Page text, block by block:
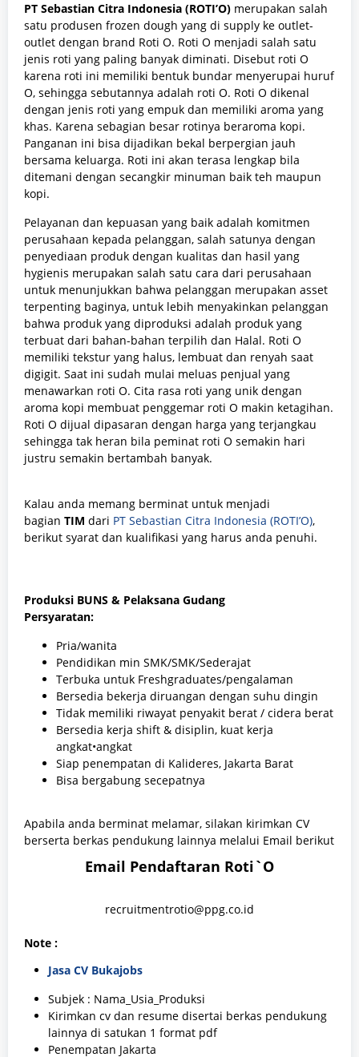
PT Sebastian Citra Indonesia (ROTI’O) merupakan salah
satu produsen frozen dough yang di supply ke outlet-
outlet dengan brand Roti O. Roti O menjadi salah satu
jenis roti yang paling banyak diminati. Disebut roti O
karena roti ini memiliki bentuk bundar menyerupai huruf
O, sehingga sebutannya adalah roti O. Roti O dikenal
dengan jenis roti yang empuk dan memiliki aroma yang
khas. Karena sebagian besar rotinya beraroma kopi.
Panganan ini bisa dijadikan bekal berpergian jauh
bersama keluarga. Roti ini akan terasa lengkap bila
ditemani dengan secangkir minuman baik teh maupun
kopi.
Pelayanan dan kepuasan yang baik adalah komitmen
perusahaan kepada pelanggan, salah satunya dengan
penyediaan produk dengan kualitas dan hasil yang
hygienis merupakan salah satu cara dari perusahaan
untuk menunjukkan bahwa pelanggan merupakan asset
terpenting baginya, untuk lebih menyakinkan pelanggan
bahwa produk yang diproduksi adalah produk yang
terbuat dari bahan-bahan terpilih dan Halal. Roti O
memiliki tekstur yang halus, lembuat dan renyah saat
digigit. Saat ini sudah mulai meluas penjual yang
menawarkan roti O. Cita rasa roti yang unik dengan
aroma kopi membuat penggemar roti O makin ketagihan.
Roti O dijual dipasaran dengan harga yang terjangkau
sehingga tak heran bila peminat roti O semakin hari
justru semakin bertambah banyak.
Kalau anda memang berminat untuk menjadi
bagian TIM dari PT Sebastian Citra Indonesia (ROTI’O),
berikut syarat dan kualifikasi yang harus anda penuhi.
Produksi BUNS & Pelaksana Gudang
Persyaratan:
Pria/wanita
Pendidikan min SMK/SMK/Sederajat
Terbuka untuk Freshgraduates/pengalaman
Bersedia bekerja diruangan dengan suhu dingin
Tidak memiliki riwayat penyakit berat / cidera berat
Bersedia kerja shift & disiplin, kuat kerja
angkat•angkat
Siap penempatan di Kalideres, Jakarta Barat
Bisa bergabung secepatnya
Apabila anda berminat melamar, silakan kirimkan CV
berserta berkas pendukung lainnya melalui Email berikut
Email Pendaftaran Roti`O
recruitmentrotio@ppg.co.id
Note :
Jasa CV Bukajobs
Subjek : Nama_Usia_Produksi
Kirimkan cv dan resume disertai berkas pendukung
lainnya di satukan 1 format pdf
Penempatan Jakarta